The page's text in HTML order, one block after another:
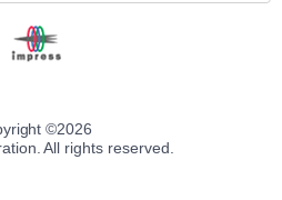
©2026
All rights reserved.